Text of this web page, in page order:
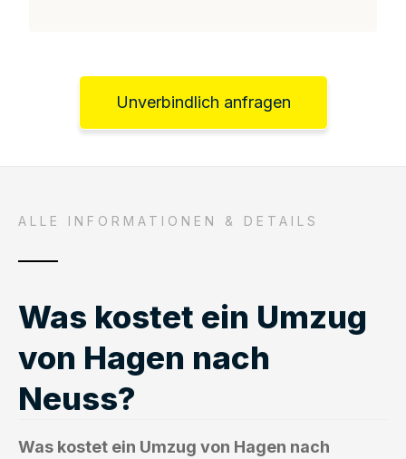
Unverbindlich anfragen
ALLE INFORMATIONEN & DETAILS
Was kostet ein Umzug
von Hagen nach
Neuss?
Was kostet ein Umzug von Hagen nach